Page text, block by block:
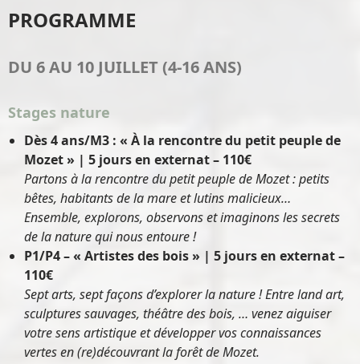
PROGRAMME
DU 6 AU 10 JUILLET (4-16 ANS)
Stages nature
Dès 4 ans/M3 : « À la rencontre du petit peuple de
Mozet » | 5 jours en externat – 110€
Partons à la rencontre du petit peuple de Mozet : petits
bêtes, habitants de la mare et lutins malicieux…
Ensemble, explorons, observons et imaginons les secrets
de la nature qui nous entoure !
P1/P4 – « Artistes des bois » | 5 jours en externat –
110€
Sept arts, sept façons d’explorer la nature ! Entre land art,
sculptures sauvages, théâtre des bois, … venez aiguiser
votre sens artistique et développer vos connaissances
vertes en (re)découvrant la forêt de Mozet.